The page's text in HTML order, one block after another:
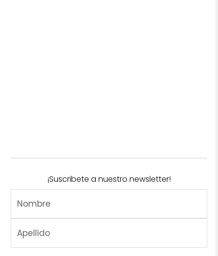
¡Suscribete a nuestro newsletter!